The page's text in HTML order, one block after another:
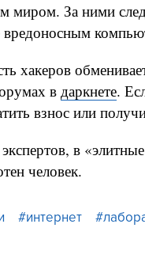
миром. За ними
вредоносным
хакеров
в даркнете.
взнос или
в
человек.
#интернет